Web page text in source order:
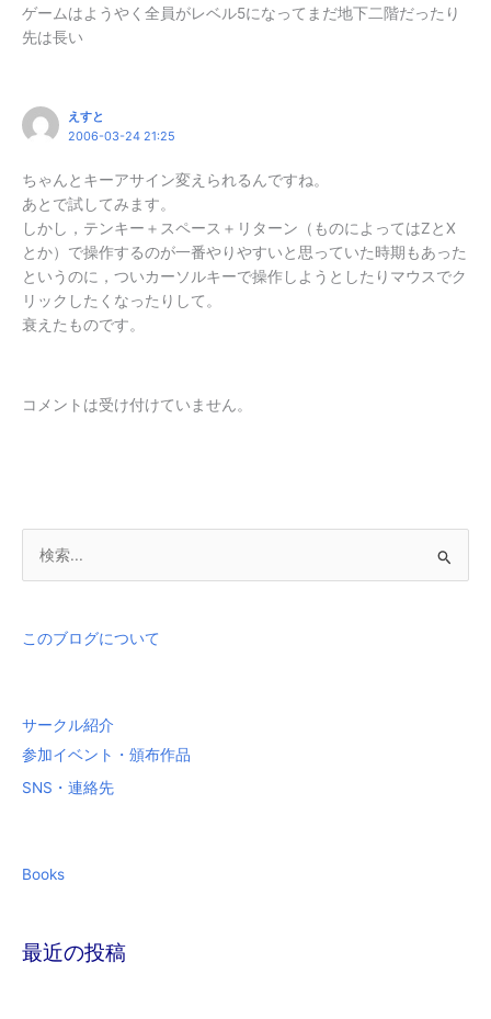
ゲームはようやく全員がレベル5になってまだ地下二階だったり
先は長い
えすと
2006-03-24 21:25
ちゃんとキーアサイン変えられるんですね。
あとで試してみます。
しかし，テンキー＋スペース＋リターン（ものによってはZとX
とか）で操作するのが一番やりやすいと思っていた時期もあった
というのに，ついカーソルキーで操作しようとしたりマウスでク
リックしたくなったりして。
衰えたものです。
コメントは受け付けていません。
象
このブログについて
サークル紹介
参加イベント・頒布作品
SNS・連絡先
Books
最近の投稿